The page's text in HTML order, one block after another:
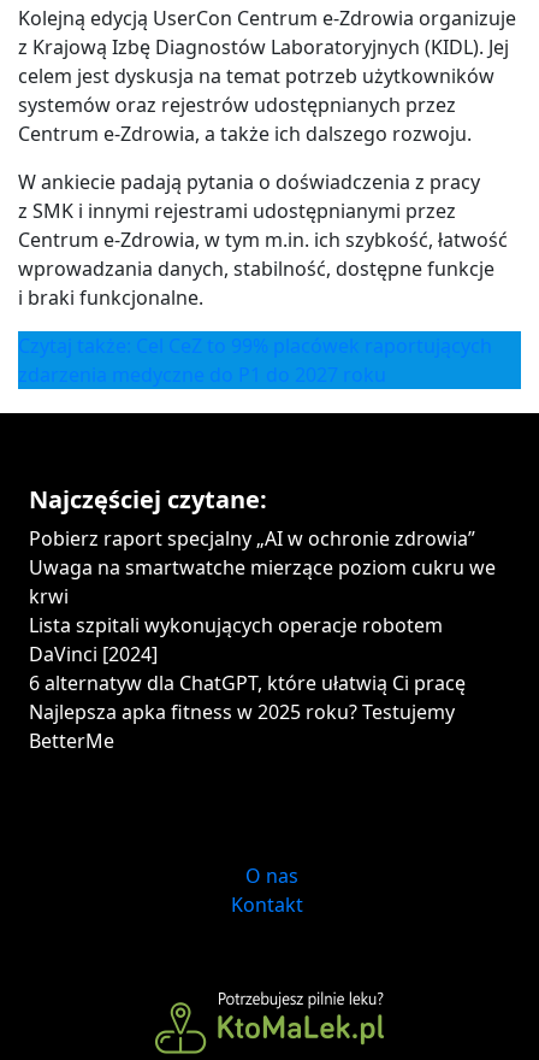
Kolejną edycją UserCon Centrum e-Zdrowia organizuje
z Krajową Izbę Diagnostów Laboratoryjnych (KIDL). Jej
celem jest dyskusja na temat potrzeb użytkowników
systemów oraz rejestrów udostępnianych przez
Centrum e-Zdrowia, a także ich dalszego rozwoju.
W ankiecie padają pytania o doświadczenia z pracy
z SMK i innymi rejestrami udostępnianymi przez
Centrum e-Zdrowia, w tym m.in. ich szybkość, łatwość
wprowadzania danych, stabilność, dostępne funkcje
i braki funkcjonalne.
Czytaj także: Cel CeZ to 99% placówek raportujących
zdarzenia medyczne do P1 do 2027 roku
Najczęściej czytane:
Pobierz raport specjalny „AI w ochronie zdrowia”
Uwaga na smartwatche mierzące poziom cukru we
krwi
Lista szpitali wykonujących operacje robotem
DaVinci [2024]
6 alternatyw dla ChatGPT, które ułatwią Ci pracę
Najlepsza apka fitness w 2025 roku? Testujemy
BetterMe
O nas
Kontakt